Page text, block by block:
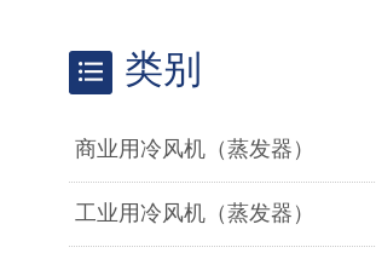
类别
商业用冷风机（蒸发器）
工业用冷风机（蒸发器）